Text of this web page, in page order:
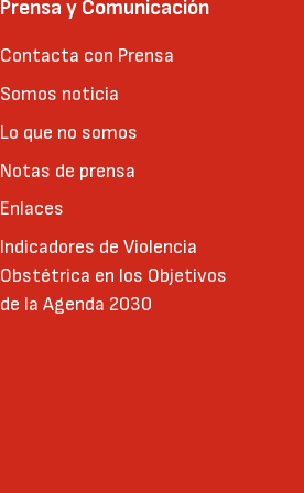
Prensa y Comunicación
Contacta con Prensa
Somos noticia
Lo que no somos
Notas de prensa
Enlaces
Indicadores de Violencia
Obstétrica en los Objetivos
de la Agenda 2030